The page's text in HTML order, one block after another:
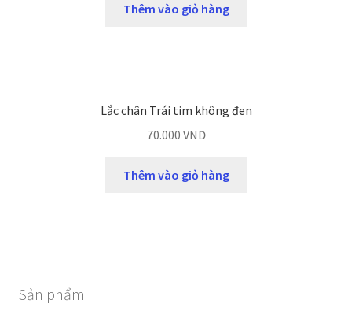
Thêm vào giỏ hàng
Lắc chân Trái tim không đen
70.000 VNĐ
Thêm vào giỏ hàng
Sản phẩm